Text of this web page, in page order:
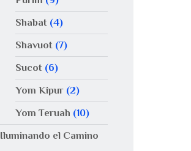
Shabat(4)
Shavuot(7)
Sucot(6)
Yom Kipur(2)
Yom Teruah (10)
Iluminando el Camino